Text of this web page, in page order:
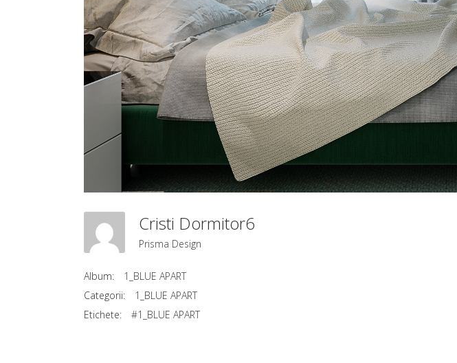
Cristi Dormitor6
Prisma Design
Album:
1_BLUE APART
Categorii:
1_BLUE APART
Etichete:
#1_BLUE APART